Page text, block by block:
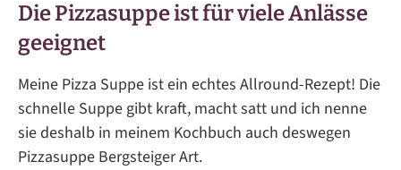
Die Pizzasuppe ist für viele Anlässe
geeignet
Meine Pizza Suppe ist ein echtes Allround-Rezept! Die
schnelle Suppe gibt kraft, macht satt und ich nenne
sie deshalb in meinem Kochbuch auch deswegen
Pizzasuppe Bergsteiger Art.